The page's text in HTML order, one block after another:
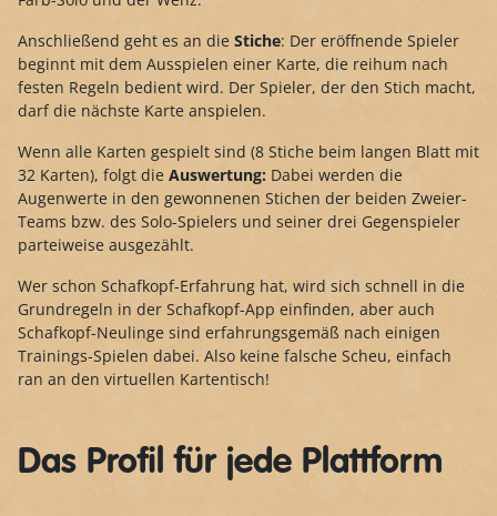
Anschließend geht es an die Stiche: Der eröffnende Spieler
beginnt mit dem Ausspielen einer Karte, die reihum nach
festen Regeln bedient wird. Der Spieler, der den Stich macht,
darf die nächste Karte anspielen.
Wenn alle Karten gespielt sind (8 Stiche beim langen Blatt mit
32 Karten), folgt die Auswertung: Dabei werden die
Augenwerte in den gewonnenen Stichen der beiden Zweier-
Teams bzw. des Solo-Spielers und seiner drei Gegenspieler
parteiweise ausgezählt.
Wer schon Schafkopf-Erfahrung hat, wird sich schnell in die
Grundregeln in der Schafkopf-App einfinden, aber auch
Schafkopf-Neulinge sind erfahrungsgemäß nach einigen
Trainings-Spielen dabei. Also keine falsche Scheu, einfach
ran an den virtuellen Kartentisch!
Das Profil für jede Plattform